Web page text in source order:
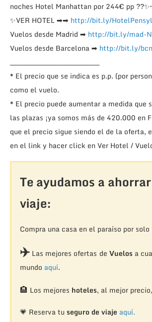
noches Hotel Manhattan por 244€ pp ??✨
✨VER HOTEL➡➡ http://bit.ly/
Vuelos desde Madrid ➡ http://bit.ly/mad-
Vuelos desde Barcelona➡ http://bit.ly/
____________________________________
* El precio que se indica es p.p. (por
como el vuelo.
* El precio puede aumentar a medida que
las plazas ¡ya somos más de 420.000 en
que el precio sigue siendo el de la oferta,
en el link y hacer click en Ver Hotel /
Te ayudamos a
viaje:
Compra una casa en el paraíso por
✈️Las mejores ofertas de Vuelosa
mundo aquí.
🏨 Los mejores hoteles, al mejor precio,
💗 Reserva tu seguro de viaje aquí.